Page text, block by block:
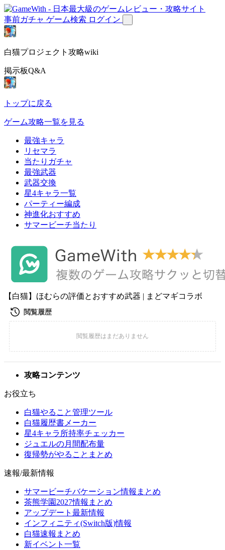
事前ガチャ ゲーム検索 ログイン
白猫プロジェクト攻略wiki
掲示板Q&A
トップに戻る
ゲーム攻略一覧を見る
最強キャラ
リセマラ
当たりガチャ
最強武器
武器交換
星4キャラ一覧
パーティー編成
神進化おすすめ
サマービーチ当たり
【白猫】ほむらの評価とおすすめ武器 | まどマギコラボ
攻略コンテンツ
お役立ち
白猫やること管理ツール
白猫履歴書メーカー
星4キャラ所持率チェッカー
ジュエルの月間配布量
復帰勢がやることまとめ
速報/最新情報
サマービーチバケーション情報まとめ
茶熊学園2027情報まとめ
アップデート最新情報
インフィニティ(Switch版)情報
白猫速報まとめ
新イベント一覧